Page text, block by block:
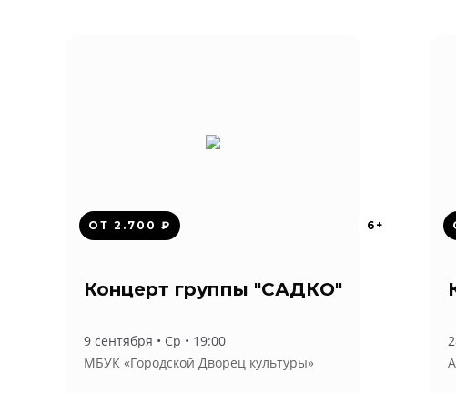
ОТ 2.700 ₽ 6+
Концерт группы "САДКО"
9 сентября • Ср • 19:00
МБУК «Городской Дворец культуры»